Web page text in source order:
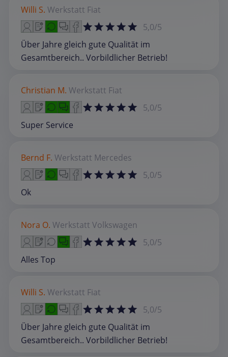
Willi S. Werkstatt Fiat
5,0/5
Über Jahre gleich gute Qualität im
Gesamtbereich.. Vorbildlicher Betrieb!
Christian M. Werkstatt Fiat
5,0/5
Super Service
Bernd F. Werkstatt Mercedes
5,0/5
Ok
Nora O. Werkstatt Volkswagen
5,0/5
Alles Top
Willi S. Werkstatt Fiat
5,0/5
Über Jahre gleich gute Qualität im
Gesamtbereich.. Vorbildlicher Betrieb!